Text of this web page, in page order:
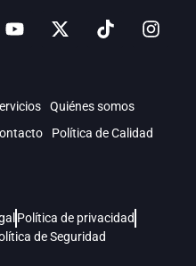
Quiénes somos
Política de Calidad
Política de privacidad
de Seguridad